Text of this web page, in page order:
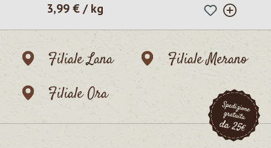
Prezzo normale:
3,99 € / kg
Filiale Lana
Filiale Merano
Filiale Ora